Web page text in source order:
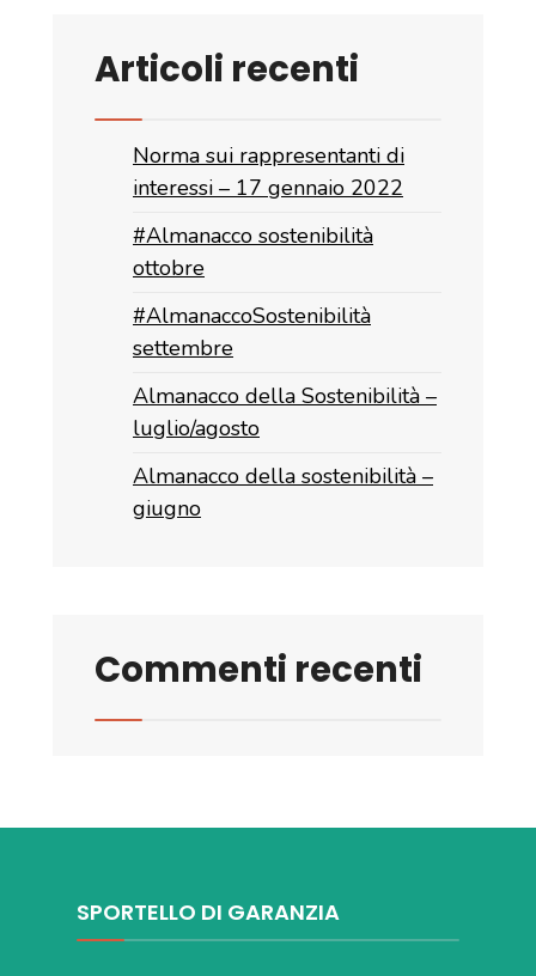
Articoli recenti
Norma sui rappresentanti di
interessi – 17 gennaio 2022
#Almanacco sostenibilità
ottobre
#AlmanaccoSostenibilità
settembre
Almanacco della Sostenibilità –
luglio/agosto
Almanacco della sostenibilità –
giugno
Commenti recenti
SPORTELLO DI GARANZIA